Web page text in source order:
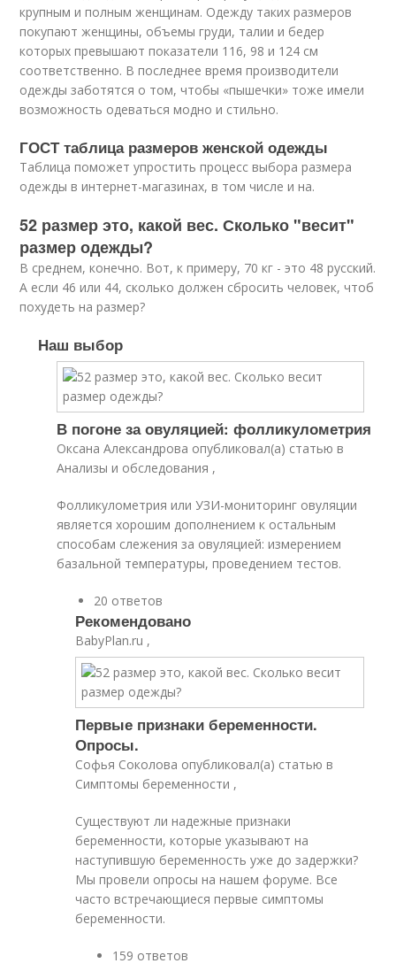
крупным и полным женщинам. Одежду таких размеров
покупают женщины, объемы груди, талии и бедер
которых превышают показатели 116, 98 и 124 см
соответственно. В последнее время производители
одежды заботятся о том, чтобы «пышечки» тоже имели
возможность одеваться модно и стильно.
ГОСТ таблица размеров женской одежды
Таблица поможет упростить процесс выбора размера
одежды в интернет-магазинах, в том числе и на.
52 размер это, какой вес. Сколько "весит"
размер одежды?
В среднем, конечно. Вот, к примеру, 70 кг - это 48 русский.
А если 46 или 44, сколько должен сбросить человек, чтоб
похудеть на размер?
Наш выбор
В погоне за овуляцией: фолликулометрия
Оксана Александрова опубликовал(а) статью в
Анализы и обследования ,
Фолликулометрия или УЗИ-мониторинг овуляции
является хорошим дополнением к остальным
способам слежения за овуляцией: измерением
базальной температуры, проведением тестов.
20 ответов
Рекомендовано
BabyPlan.ru ,
Первые признаки беременности.
Опросы.
Софья Соколова опубликовал(а) статью в
Симптомы беременности ,
Существуют ли надежные признаки
беременности, которые указывают на
наступившую беременность уже до задержки?
Мы провели опросы на нашем форуме. Все
часто встречающиеся первые симптомы
беременности.
159 ответов